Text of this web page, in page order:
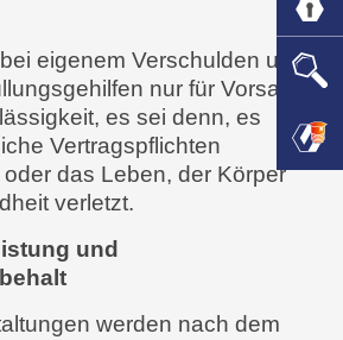
eigenem Verschulden und
nur für Vorsatz
es sei denn, es
Vertragspflichten
das Leben, der Körper
verletzt.
und
werden nach dem